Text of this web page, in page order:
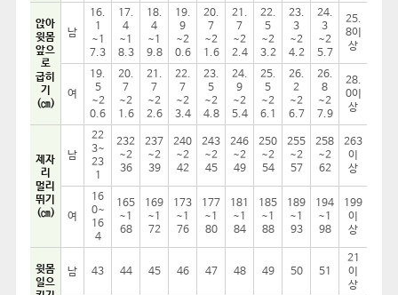
앉아
윗몸
앞으
로
굽히
기
(㎝)
남
16.
1
~1
7.3
17.
4
~1
8.3
18.
4
~1
9.8
19.
9
~2
0.6
20.
7
~2
1.6
21.
7
~2
2.4
22.
5
~2
3.2
23.
3
~2
4.2
24.
3
~2
5.7
25.
8이
상
여
19.
5
~2
0.6
20.
7
~2
1.6
21.
7
~2
2.6
22.
7
~2
3.4
23.
5
~2
4.8
24.
9
~2
5.4
25.
5
~2
6.1
26.
2
~2
6.7
26.
8
~2
7.9
28.
0이
상
제자
리
멀리
뛰기
(㎝)
남
22
3~
23
1
232
~2
36
237
~2
39
240
~2
42
243
~2
45
246
~2
49
250
~2
54
255
~2
57
258
~2
62
263
이
상
여
16
0~
16
4
165
~1
68
169
~1
72
173
~1
76
177
~1
80
181
~1
84
185
~1
88
189
~1
93
194
~1
98
199
이
상
윗몸
일으
남 43 44 45 46 47 48 49 50 51
21
이
상